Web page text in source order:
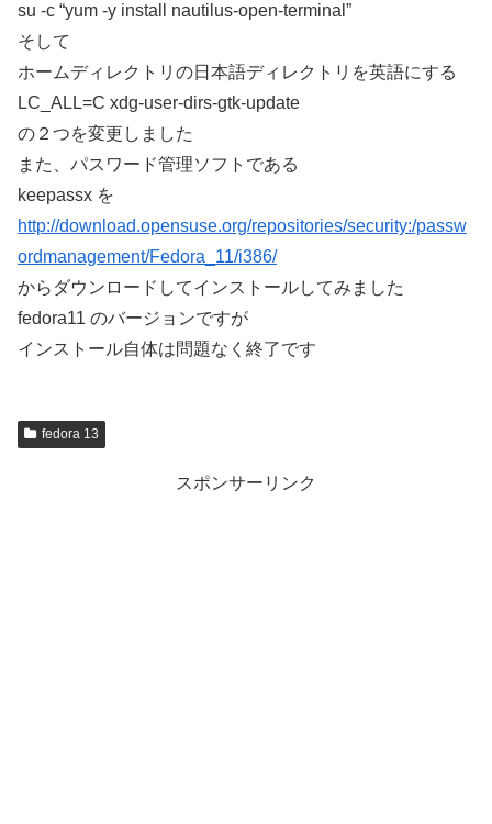
su -c “yum -y install nautilus-open-terminal”
そして
ホームディレクトリの日本語ディレクトリを英語にする
LC_ALL=C xdg-user-dirs-gtk-update
の２つを変更しました
また、パスワード管理ソフトである
keepassx を
http://download.opensuse.org/repositories/security:/passw
ordmanagement/Fedora_11/i386/
からダウンロードしてインストールしてみました
fedora11 のバージョンですが
インストール自体は問題なく終了です
fedora 13
スポンサーリンク